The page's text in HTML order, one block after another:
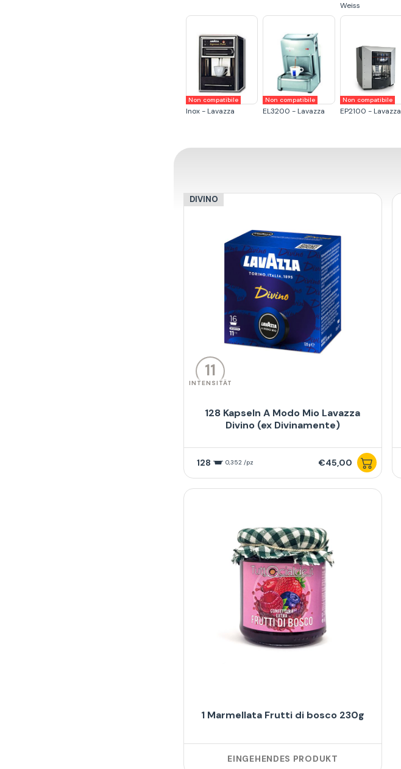
Weiss
Non compatibile
Inox - Lavazza
Non compatibile
EL3200 - Lavazza
Non compatibile
EP2100 - Lavazza
DIVINO
11
INTENSITÄT
128 Kapseln A Modo Mio Lavazza
Divino (ex Divinamente)
128 0,352 /pz €45,00
1 Marmellata Frutti di bosco 230g
EINGEHENDES PRODUKT